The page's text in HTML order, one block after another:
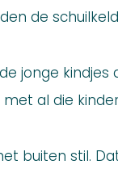
de
jonge
al die
buiten stil.